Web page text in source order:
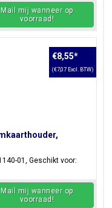
Mail mij wanneer op
voorraad!
01, Geschikt voor:
€8,55*
(€7,07 Excl. BTW)
Mail mij wanneer op
voorraad!